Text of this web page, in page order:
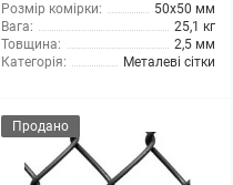
Розмір комірки:
50x50 мм
Вага:
25,1 кг
Товщина:
2,5 мм
Категорія:
Металеві сітки
Продано